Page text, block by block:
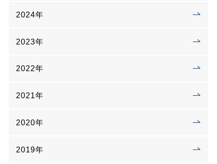
2024年
2023年
2022年
2021年
2020年
2019年